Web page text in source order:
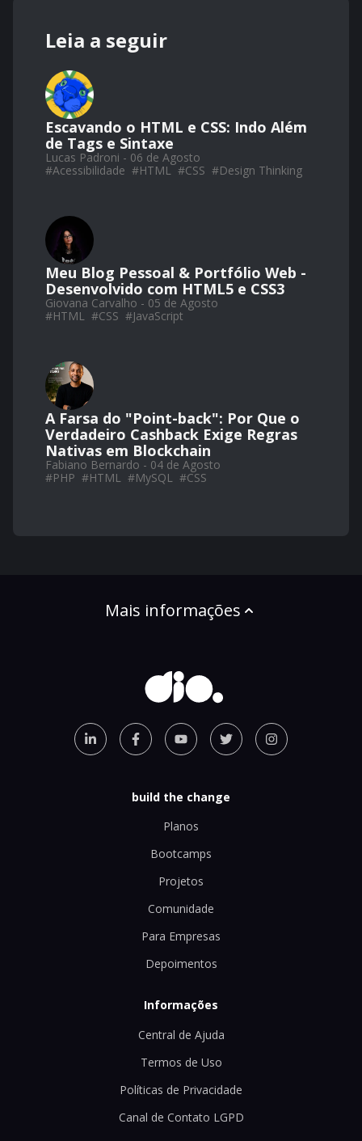
Leia a seguir
Escavando o HTML e CSS: Indo Além
de Tags e Sintaxe
Lucas Padroni - 06 de Agosto
#Acessibilidade #HTML #CSS #Design Thinking
Meu Blog Pessoal & Portfólio Web -
Desenvolvido com HTML5 e CSS3
Giovana Carvalho - 05 de Agosto
#HTML #CSS #JavaScript
A Farsa do "Point-back": Por Que o
Verdadeiro Cashback Exige Regras
Nativas em Blockchain
Fabiano Bernardo - 04 de Agosto
#PHP #HTML #MySQL #CSS
Mais informações
build the change
Planos
Bootcamps
Projetos
Comunidade
Para Empresas
Depoimentos
Informações
Central de Ajuda
Termos de Uso
Políticas de Privacidade
Canal de Contato LGPD